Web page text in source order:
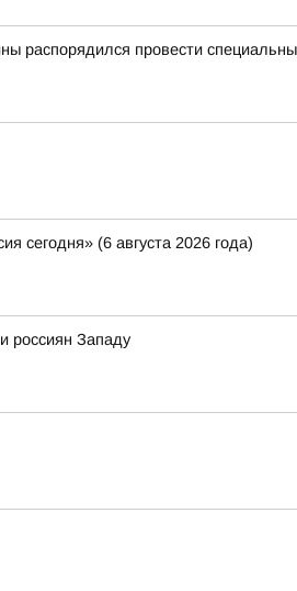
распорядился провести
сегодня» (6 августа 2026 года)
россиян Западу